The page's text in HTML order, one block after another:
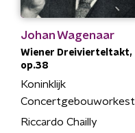
Johan Wagenaar
Wiener Dreivierteltakt,
op.38
Koninklijk
Concertgebouworkest
Riccardo Chailly